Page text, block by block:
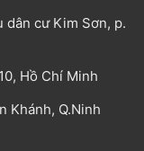
dân cư Kim Sơn, p.
Hồ Chí Minh
Khánh, Q.Ninh